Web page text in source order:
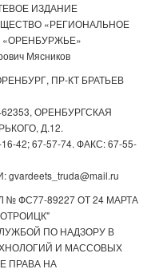
ИЗДАНИЕ
«РЕГИОНАЛЬНОЕ
Мясников
ПР-КТ БРАТЬЕВ
ОРЕНБУРГСКАЯ
Д.12.
42; 67-57-74. ФАКС: 67-55-
ФС77-89227 ОТ 24 МАРТА
ПО НАДЗОРУ В
И МАССОВЫХ
ПРАВА НА